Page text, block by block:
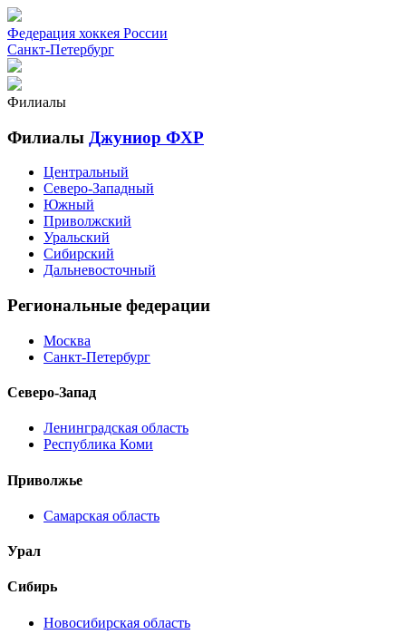
Федерация хоккея России
Санкт-Петербург
Филиалы
Филиалы Джуниор ФХР
Центральный
Северо-Западный
Южный
Приволжский
Уральский
Сибирский
Дальневосточный
Региональные федерации
Москва
Санкт-Петербург
Северо-Запад
Ленинградская область
Республика Коми
Приволжье
Самарская область
Урал
Сибирь
Новосибирская область